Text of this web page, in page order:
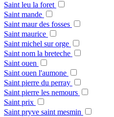
Saint leu la foret
Saint mande
Saint maur des fosses
Saint maurice
Saint michel sur orge
Saint nom la breteche
Saint ouen
Saint ouen l'aumone
Saint pierre du perray
Saint pierre les nemours
Saint prix
Saint pryve saint mesmin